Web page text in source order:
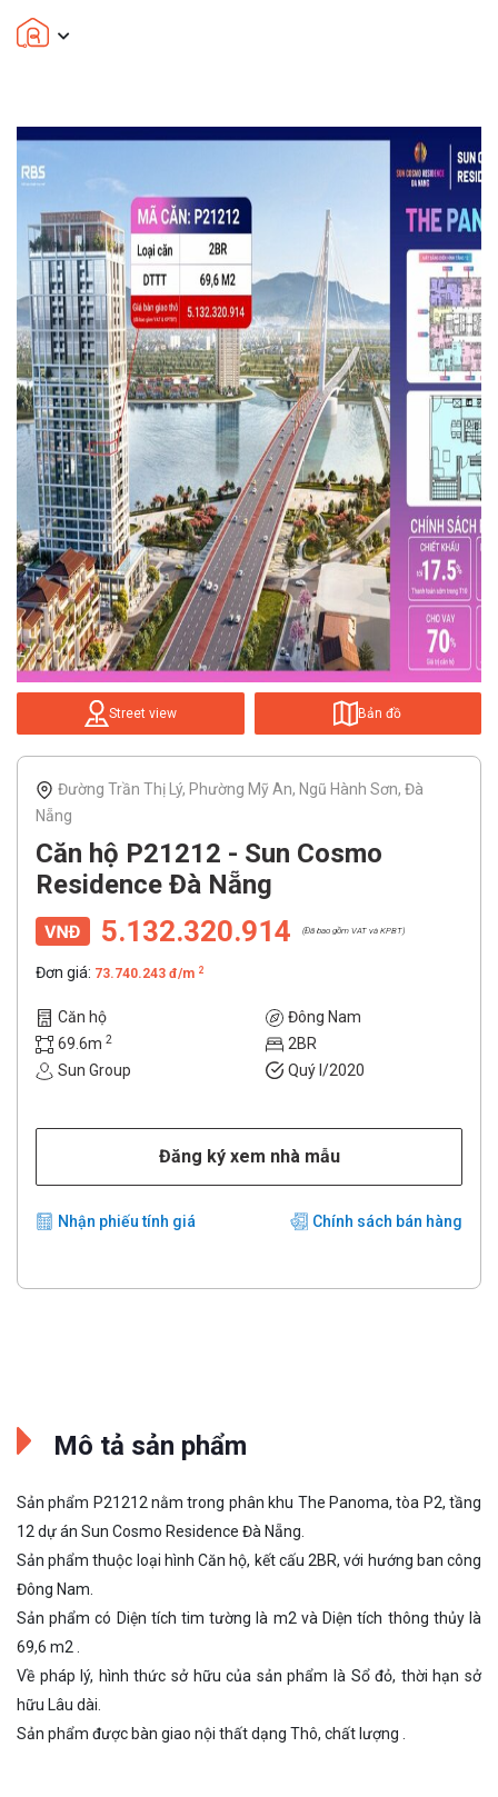
Street view Bản đồ
Đường Trần Thị Lý, Phường Mỹ An, Ngũ Hành Sơn, Đà
Nẵng
Căn hộ P21212 - Sun Cosmo
Residence Đà Nẵng
5.132.320.914 (Đã bao gồm VAT và KPBT)
Đơn giá: 73.740.243 đ/m 2
Căn hộ
Đông Nam
69.6m 2
2BR
Sun Group
Quý I/2020
Đăng ký xem nhà mẫu
Nhận phiếu tính giá Chính sách bán hàng
Mô tả sản phẩm
Sản phẩm P21212 nằm trong phân khu The Panoma, tòa P2, tầng
12 dự án Sun Cosmo Residence Đà Nẵng.
Sản phẩm thuộc loại hình Căn hộ, kết cấu 2BR, với hướng ban công
Đông Nam.
Sản phẩm có Diện tích tim tường là m2 và Diện tích thông thủy là
69,6 m2 .
Về pháp lý, hình thức sở hữu của sản phẩm là Sổ đỏ, thời hạn sở
hữu Lâu dài.
Sản phẩm được bàn giao nội thất dạng Thô, chất lượng .